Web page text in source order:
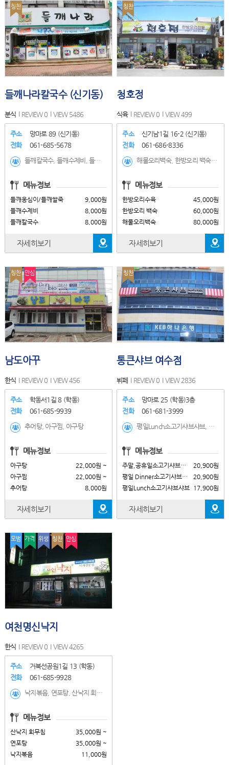
칭찬
들깨나라칼국수 (신기동)
분식 REVIEW 0 VIEW 5486
주소
망마로 89 (신기동)
전화
061-685-5678
들깨칼국수, 들깨수제비, 들깨옹심이/들깨쌀죽, 바지락칼국수, 팥칼국수, 동지죽/팥쌀죽, 녹두칼국수, 녹두옹심이/녹두쌀죽, 냉콩국수, 토종닭떡국, 왕만두
메뉴정보
들깨옹심이/들깨쌀죽
9,000원
들깨수제비
8,000원
들깨칼국수
8,000원
자세히보기
칭찬
청호정
식육 REVIEW 0 VIEW 499
주소
신기남1길 16-2 (신기동)
전화
061-686-8336
해물오리백숙, 한방오리 백숙, 한방오리수육, 한방오리전골, 생오리 구이, 하이포크 생삽겹살
메뉴정보
한방오리수육
45,000원
한방오리 백숙
60,000원
해물오리백숙
80,000원
자세히보기
칭찬 안심
남도아꾸
한식 REVIEW 0 VIEW 456
주소
학동서1길 8 (학동)
전화
061-685-9939
추어탕, 아구찜, 아구탕
메뉴정보
아구탕
22,000원 ~
아구찜
22,000원 ~
추어탕
8,000원
자세히보기
칭찬
통큰샤브 여수점
뷔페 REVIEW 0 VIEW 2836
주소
망마로 25 (학동)3층
전화
061-681-3999
평일Lunch소고기샤브샤브, 평일 Dinner소고기샤브샤브, 주말,공휴일소고기샤브샤브
메뉴정보
주말,공휴일소고기샤브샤브
20,900원
평일 Dinner소고기샤브샤브
20,900원
평일Lunch소고기샤브샤브 17,900원
자세히보기
모범 가격 위생 칭찬 안심
여천명신낙지
한식 REVIEW 0 VIEW 4265
주소
거북선공원1길 13 (학동)
전화
061-685-9928
낙지볶음, 연포탕, 산낙지 회무침
메뉴정보
산낙지 회무침
35,000원 ~
연포탕
35,000원 ~
낙지볶음
11,000원